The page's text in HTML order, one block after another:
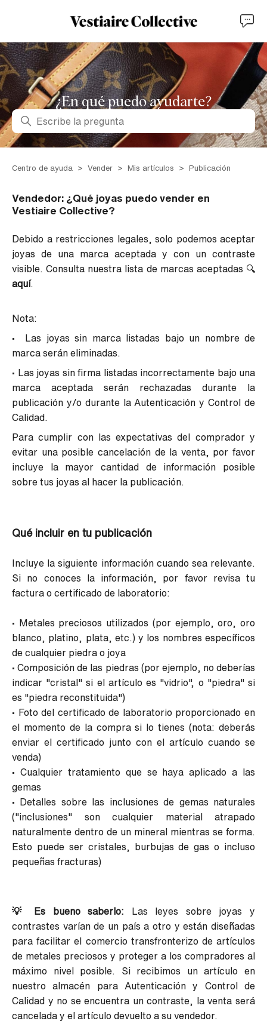
¿En qué puedo ayudarte?
Búsqueda
Centro de ayuda Vender Mis artículos Publicación
Vendedor: ¿Qué joyas puedo vender en
Vestiaire Collective?
Debido a restricciones legales, solo podemos aceptar
joyas de una marca aceptada y con un contraste
visible. Consulta nuestra lista de marcas aceptadas 🔍
aquí.
Nota:
• Las joyas sin marca listadas bajo un nombre de
marca serán eliminadas.
• Las joyas sin firma listadas incorrectamente bajo una
marca aceptada serán rechazadas durante la
publicación y/o durante la Autenticación y Control de
Calidad.
Para cumplir con las expectativas del comprador y
evitar una posible cancelación de la venta, por favor
incluye la mayor cantidad de información posible
sobre tus joyas al hacer la publicación.
Qué incluir en tu publicación
Incluye la siguiente información cuando sea relevante.
Si no conoces la información, por favor revisa tu
factura o certificado de laboratorio:
•
Metales preciosos utilizados (por ejemplo, oro, oro
blanco, platino, plata, etc.) y los nombres específicos
de cualquier piedra o joya
•Composición de las piedras (por ejemplo, no deberías
indicar "cristal" si el artículo es "vidrio", o "piedra" si
es "piedra reconstituida")
•
Foto del certificado de laboratorio proporcionado en
el momento de la compra si lo tienes (nota: deberás
enviar el certificado junto con el artículo cuando se
venda)
• Cualquier tratamiento que se haya aplicado a las
gemas
•
Detalles sobre las inclusiones de gemas naturales
("inclusiones" son cualquier material atrapado
naturalmente dentro de un mineral mientras se forma.
Esto puede ser cristales, burbujas de gas o incluso
pequeñas fracturas)
💡 Es bueno saberlo:
Las leyes sobre joyas y
contrastes varían de un país a otro y están diseñadas
para facilitar el comercio transfronterizo de artículos
de metales preciosos y proteger a los compradores al
máximo nivel posible. Si recibimos un artículo en
nuestro almacén para Autenticación y Control de
Calidad y no se encuentra un contraste, la venta será
cancelada y el artículo devuelto a su vendedor.